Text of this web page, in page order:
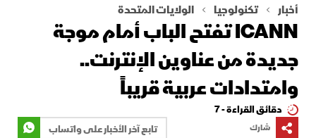
أخبار تكنولوجيا الولايات المتحدة
ICANN تفتح الباب أمام موجة
جديدة من عناوين الإنترنت..
وامتدادات عربية قريباً
دقائق القراءة - 7
شارك
تابع آخر الأخبار على واتساب